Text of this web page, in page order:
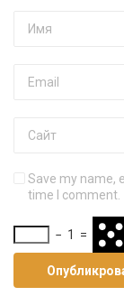
Save my name,
time I comment.
− 1 =